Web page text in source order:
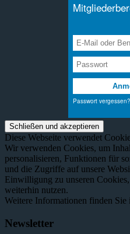
Diese Webseite verwendet
Wir verwenden Cookies, um
personalisieren, Funktionen für
und die Zugriffe auf unsere
Einwilligung zu unseren
weiterhin nutzen.
Weitere Informationen finden Sie
Newsletter